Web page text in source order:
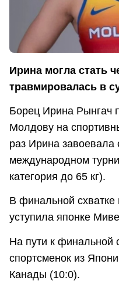
Ирина могла стать
травмировалась в
Борец Ирина Рынгач
Молдову на
раз Ирина завоевала
международном
категория до 65 кг).
В финальной схватке
уступила японке
На пути к финальной
спортсменок из
Канады (10:0).